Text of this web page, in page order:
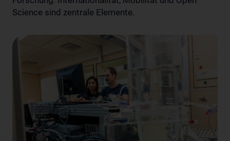
Science sind zentrale Elemente.